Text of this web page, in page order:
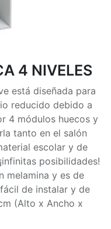
4 NIVELES
está diseñada para
reducido debido a
4 módulos huecos y
tanto en el salón
escolar y de
posibilidades!
melamina y es de
de instalar y de
(Alto x Ancho x